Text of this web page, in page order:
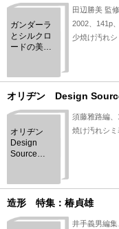
ガンダーラ
とシルクロ
ードの美術 :
田辺勝美 監
2002、141p
少焼け汚れシ
オリヂン Design
オリヂン
Design
Source
須藤雅路編、
焼け汚れシミ
造形 特集：椿貞雄
井手義男編